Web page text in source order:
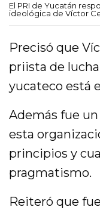
El PRI de Yucatán
ideológica de Víctor
Precisó que
priista de
yucateco está
Además fue
esta
principios y
pragmatismo.
Reiteró que